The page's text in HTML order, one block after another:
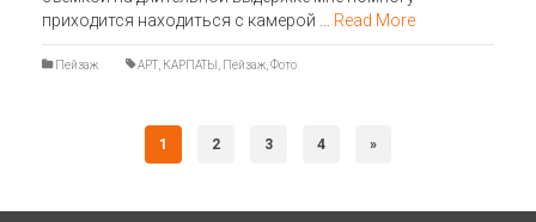
приходится находиться с камерой … Read More
Пейзаж АРТ, КАРПАТЫ , Пейзаж,Фото
1 2 3 4 »